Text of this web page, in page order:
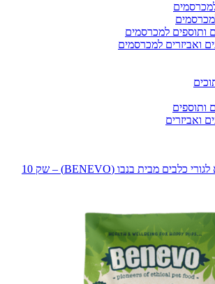
ותוספים למכרסמים
ואביזרים למכרסמים
ותוספים
ואביזרים
מזון טבעוני מלא לגורי כלבים מבית בנבו (BENEVO) – שק 10